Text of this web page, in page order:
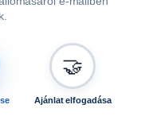
🤝
Ajánlat elfogadása